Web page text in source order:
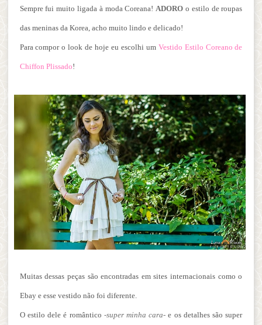
Sempre fui muito ligada à moda Coreana! ADORO o estilo de roupas
das meninas da Korea, acho muito lindo e delicado!
Para compor o look de hoje eu escolhi um Vestido Estilo Coreano de
Chiffon Plissado!
Muitas dessas peças são encontradas em sites internacionais como o
Ebay e esse vestido não foi diferente.
O estilo dele é romântico -super minha cara- e os detalhes são super